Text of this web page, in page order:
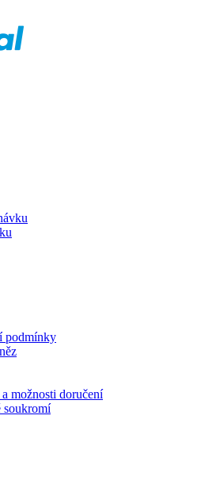
podmínky
možnosti doručení
soukromí